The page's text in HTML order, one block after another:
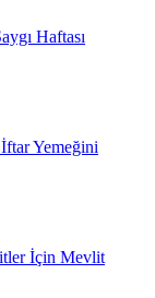
Haftası
Yemeğini
İçin Mevlit